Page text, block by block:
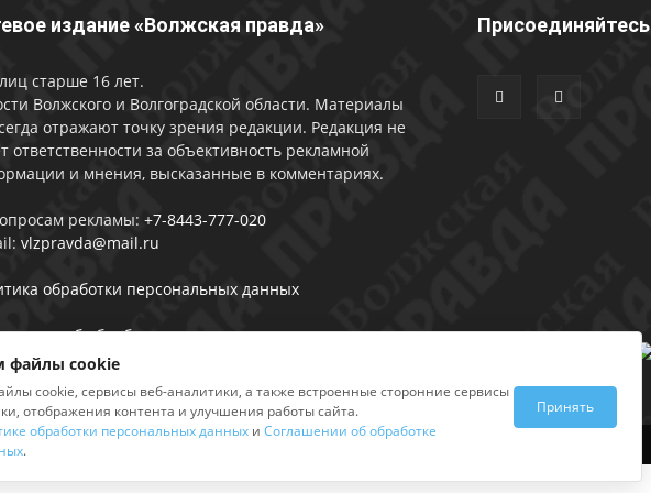
издание «Волжская правда»
старше 16 лет.
Волжского и Волгоградской области. Материалы
отражают точку зрения редакции. Редакция не
ответственности за объективность рекламной
и мнения, высказанные в комментариях.
рекламы: +7-8443-777-020
vlzpravda@mail.ru
обработки персональных данных
об обработке персональных данных
Присоединяйтесь
файлы cookie
cookie, сервисы веб-аналитики, а также встроенные сторонние сервисы
отображения контента и улучшения работы сайта.
обработки персональных данных и Соглашении об обработке
.
Принять